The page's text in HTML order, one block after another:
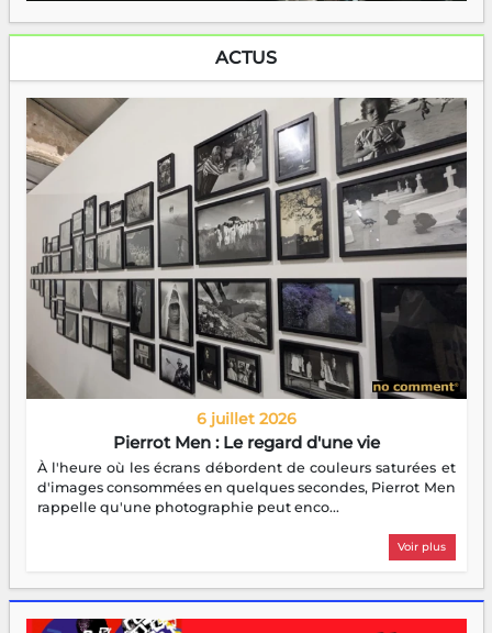
ACTUS
6 juillet 2026
Pierrot Men : Le regard d'une vie
À l'heure où les écrans débordent de couleurs saturées et
d'images consommées en quelques secondes, Pierrot Men
rappelle qu'une photographie peut enco...
Voir plus